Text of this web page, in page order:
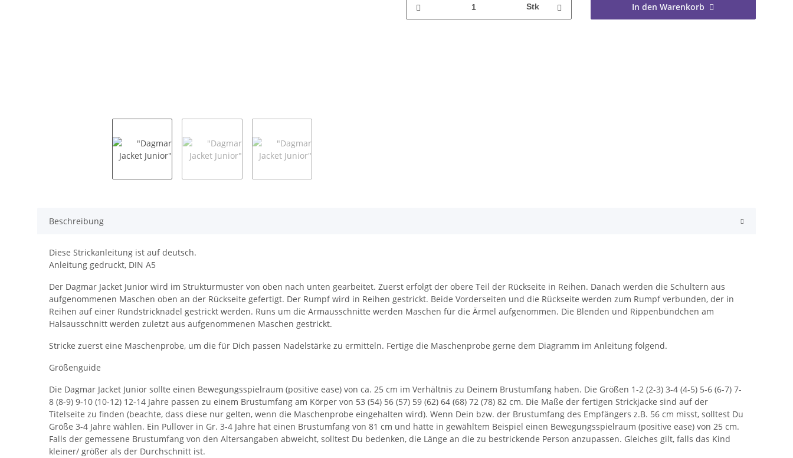
Stk In den Warenkorb
Beschreibung
Diese Strickanleitung ist auf deutsch.
Anleitung gedruckt, DIN A5
Der Dagmar Jacket Junior wird im Strukturmuster von oben nach unten gearbeitet. Zuerst erfolgt der obere Teil der Rückseite in Reihen. Danach werden die Schultern aus
aufgenommenen Maschen oben an der Rückseite gefertigt. Der Rumpf wird in Reihen gestrickt. Beide Vorderseiten und die Rückseite werden zum Rumpf verbunden, der in
Reihen auf einer Rundstricknadel gestrickt werden. Runs um die Armausschnitte werden Maschen für die Ärmel aufgenommen. Die Blenden und Rippenbündchen am
Halsausschnitt werden zuletzt aus aufgenommenen Maschen gestrickt.
Stricke zuerst eine Maschenprobe, um die für Dich passen Nadelstärke zu ermitteln. Fertige die Maschenprobe gerne dem Diagramm im Anleitung folgend.
Größenguide
Die Dagmar Jacket Junior sollte einen Bewegungsspielraum (positive ease) von ca. 25 cm im Verhältnis zu Deinem Brustumfang haben. Die Größen 1-2 (2-3) 3-4 (4-5) 5-6 (6-7) 7-
8 (8-9) 9-10 (10-12) 12-14 Jahre passen zu einem Brustumfang am Körper von 53 (54) 56 (57) 59 (62) 64 (68) 72 (78) 82 cm. Die Maße der fertigen Strickjacke sind auf der
Titelseite zu finden (beachte, dass diese nur gelten, wenn die Maschenprobe eingehalten wird). Wenn Dein bzw. der Brustumfang des Empfängers z.B. 56 cm misst, solltest Du
Größe 3-4 Jahre wählen. Ein Pullover in Gr. 3-4 Jahre hat einen Brustumfang von 81 cm und hätte in gewähltem Beispiel einen Bewegungsspielraum (positive ease) von 25 cm.
Falls der gemessene Brustumfang von den Altersangaben abweicht, solltest Du bedenken, die Länge an die zu bestrickende Person anzupassen. Gleiches gilt, falls das Kind
kleiner/ größer als der Durchschnitt ist.